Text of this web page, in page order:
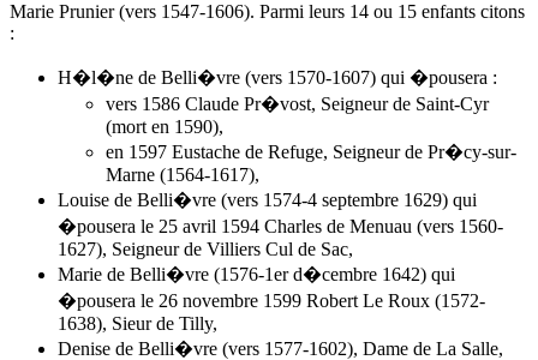
Marie Prunier (vers 1547-1606). Parmi leurs 14 ou 15 enfants citons
:
H�l�ne de Belli�vre (vers 1570-1607) qui �pousera :
vers 1586 Claude Pr�vost, Seigneur de Saint-Cyr
(mort en 1590),
en 1597 Eustache de Refuge, Seigneur de Pr�cy-sur-
Marne (1564-1617),
Louise de Belli�vre (vers 1574-4 septembre 1629) qui
�pousera le 25 avril 1594 Charles de Menuau (vers 1560-
1627), Seigneur de Villiers Cul de Sac,
Marie de Belli�vre (1576-1er d�cembre 1642) qui
�pousera le 26 novembre 1599 Robert Le Roux (1572-
1638), Sieur de Tilly,
Denise de Belli�vre (vers 1577-1602), Dame de La Salle,